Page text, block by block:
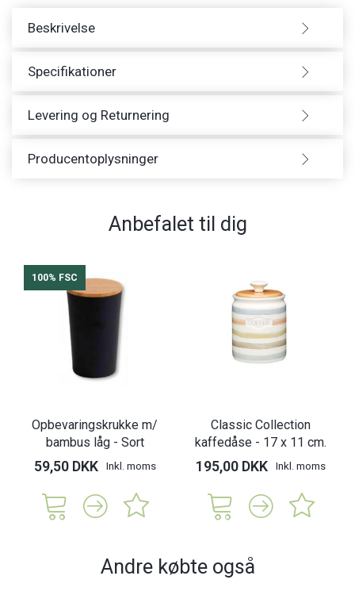
Beskrivelse
Specifikationer
Levering og Returnering
Producentoplysninger
Anbefalet til dig
100% FSC
Opbevaringskrukke m/
bambus låg - Sort
59,50 DKK Inkl. moms
Classic Collection
kaffedåse - 17 x 11 cm.
195,00 DKK Inkl. moms
Andre købte også